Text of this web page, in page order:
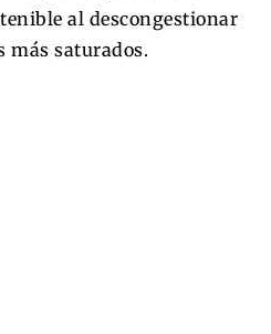
al descongestionar
más saturados.